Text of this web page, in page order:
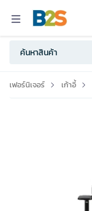
เฟอร์นิเจอร์ เก้าอี้